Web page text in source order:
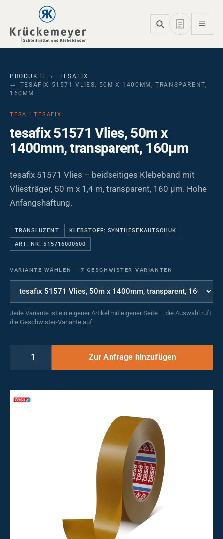
Skip to main navigation
Skip to main content
Skip to page footer
PRODUKTE
TESAFIX
TESAFIX 51571 VLIES, 50M X 1400MM, TRANSPARENT,
160ΜM
TESA · TESAFIX
tesafix 51571 Vlies, 50m x
1400mm, transparent, 160µm
tesafix 51571 Vlies – beidseitiges Klebeband mit
Vliesträger, 50 m x 1,4 m, transparent, 160 µm. Hohe
Anfangshaftung.
TRANSLUZENT KLEBSTOFF: SYNTHESEKAUTSCHUK
ART.-NR. 515716000600
VARIANTE WÄHLEN — 7 GESCHWISTER-VARIANTEN
Jede Variante ist ein eigener Artikel mit eigener Seite – die Auswahl ruft
die Geschwister-Variante auf.